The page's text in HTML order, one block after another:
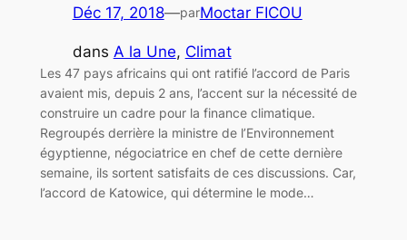
Déc 17, 2018—parMoctar FICOU
dans A la Une, Climat
Les 47 pays africains qui ont ratifié l’accord de Paris
avaient mis, depuis 2 ans, l’accent sur la nécessité de
construire un cadre pour la finance climatique.
Regroupés derrière la ministre de l’Environnement
égyptienne, négociatrice en chef de cette dernière
semaine, ils sortent satisfaits de ces discussions. Car,
l’accord de Katowice, qui détermine le mode…